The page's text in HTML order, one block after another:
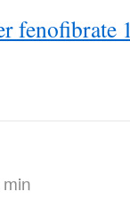
fenofibrate